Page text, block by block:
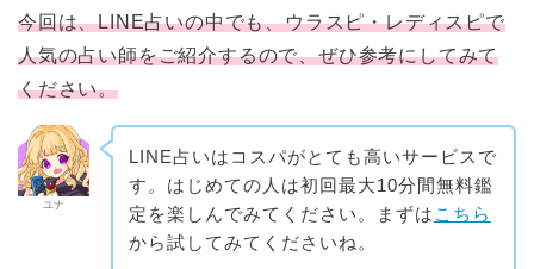
今回は、LINE占いの中でも、ウラスピ・レディスピで
人気の占い師をご紹介するので、ぜひ参考にしてみて
ください。
ユナ
LINE占いはコスパがとても高いサービスで
す。はじめての人は初回最大10分間無料鑑
定を楽しんでみてください。まずは こちら
から試してみてくださいね。